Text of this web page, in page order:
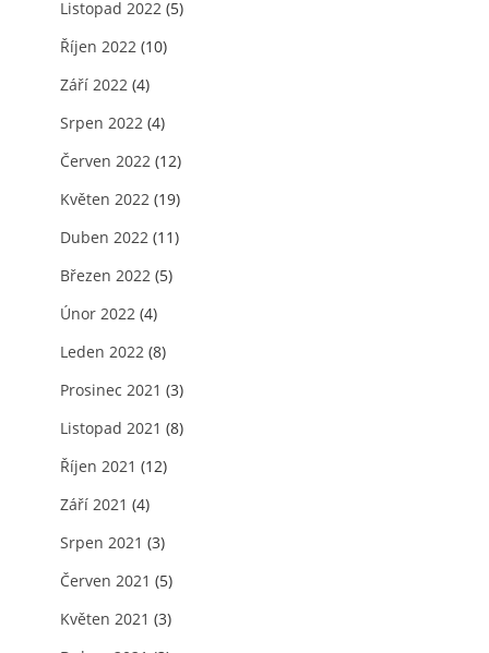
Listopad 2022 (5)
Říjen 2022 (10)
Září 2022 (4)
Srpen 2022 (4)
Červen 2022 (12)
Květen 2022 (19)
Duben 2022 (11)
Březen 2022 (5)
Únor 2022 (4)
Leden 2022 (8)
Prosinec 2021 (3)
Listopad 2021 (8)
Říjen 2021 (12)
Září 2021 (4)
Srpen 2021 (3)
Červen 2021 (5)
Květen 2021 (3)